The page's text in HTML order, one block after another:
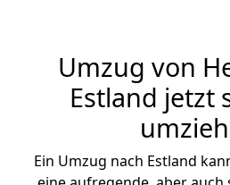
Umzug von
Estland jetzt
Ein Umzug nach Estland